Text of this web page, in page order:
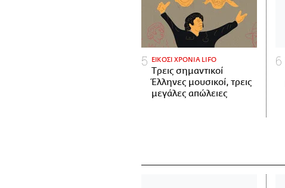
ΕΙΚΟΣΙ ΧΡΟΝΙΑ LIFO
Tρεις σημαντικοί
Έλληνες μουσικοί, τρεις
μεγάλες απώλειες